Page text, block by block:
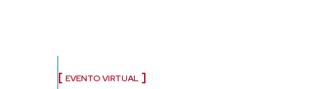
EVENTO VIRTUAL